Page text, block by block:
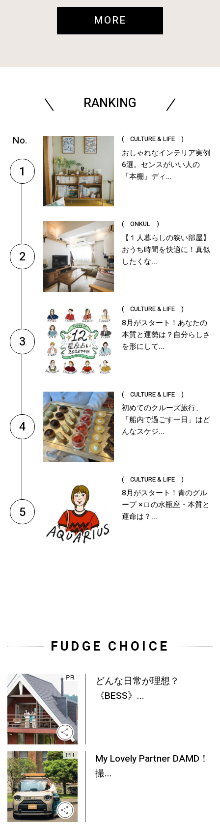
MORE
RANKING
1
( CULTURE & LIFE )
おしゃれなインテリア実例
6選。センスがいい人の
「本棚」ディ...
2
( ONKUL )
【１人暮らしの狭い部屋】
おうち時間を快適に！真似
したくな...
3
( CULTURE & LIFE )
8月がスタート！あなたの
本質と運勢は？自分らしさ
を形にして...
4
( CULTURE & LIFE )
初めてのクルーズ旅行、
「船内で過ごす一日」はど
んなスケジ...
5
( CULTURE & LIFE )
8月がスタート！青のグル
ープ × □ の水瓶座・本質と
運命は？...
FUDGE CHOICE
どんな日常が理想？
《BESS》...
My Lovely Partner DAMD！
撮...